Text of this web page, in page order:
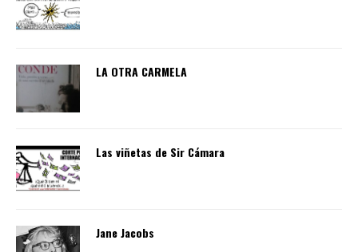
LA OTRA CARMELA
Las viñetas de Sir Cámara
Jane Jacobs